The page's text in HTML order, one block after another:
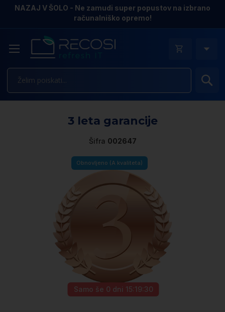
NAZAJ V ŠOLO - Ne zamudi super popustov na izbrano
računalniško opremo!
3 leta garancije
Šifra 002647
Obnovljeno (A kvaliteta)
Samo še 0 dni 15:19:29